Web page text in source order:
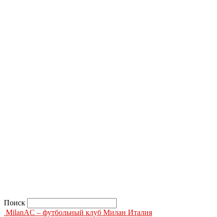
Поиск
MilanAC – футбольный клуб Милан Италия